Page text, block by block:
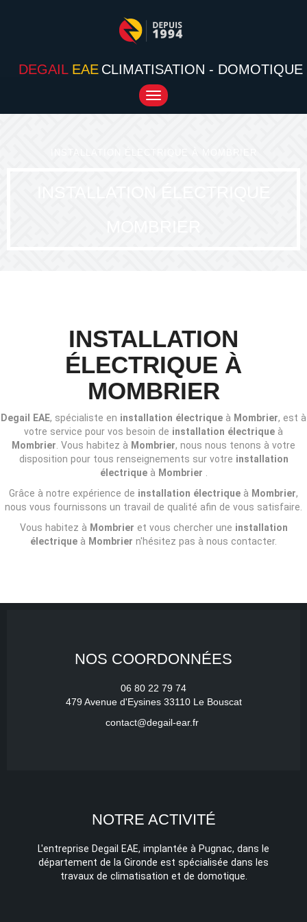
DEGAIL EAE CLIMATISATION - DOMOTIQUE
Toggle
navigation
INSTALLATION
ÉLECTRIQUE À
MOMBRIER
Degail EAE, spécialiste en installation électrique à Mombrier, est à
votre service pour vos besoin de installation électrique à
Mombrier . Vous habitez à Mombrier, nous nous tenons à votre
disposition pour tous renseignements sur votre installation
électriqueà Mombrier
Grâce à notre expérience de installation électrique à Mombrier,
nous vous fournissons un travail de qualité afin de vous satisfaire.
Vous habitez à Mombrier et vous chercher une installation
électrique à Mombrier n'hésitez pas à nous contacter.
NOS COORDONNÉES
06 80 22 79 74
479 Avenue d'Eysines 33110 Le Bouscat
contact@degail-ear.fr
NOTRE ACTIVITÉ
L'entreprise Degail EAE, implantée à Pugnac, dans le
département de la Gironde est spécialisée dans les
travaux de climatisation et de domotique.